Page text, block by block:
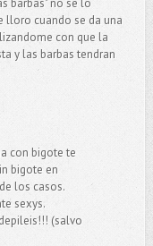
barbas" no se lo
lloro cuando se da una
con que la
y las barbas tendran
con bigote te
bigote en
los casos.
sexys.
(salvo